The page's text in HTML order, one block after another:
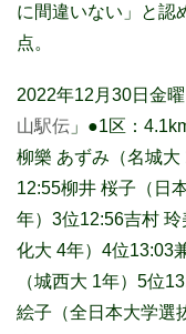
に間違いない」と認
点。
2022年12月30日金
山駅伝 」 ●1区：
柳樂 あずみ（名城大
12:55柳井 桜子（日
年）3位12:56吉村 玲
化大 4年）4位13:03
（城西大 1年）5位
絵子（全日本大学選